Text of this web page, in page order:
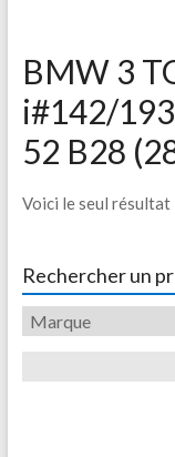
BMW 3
i#142/
52 B28
Voici le seul résultat
Rechercher un